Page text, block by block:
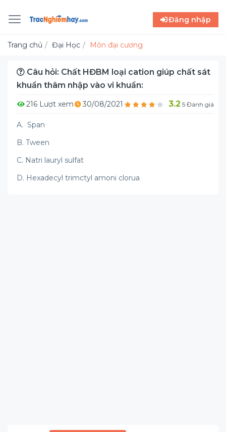
Đăng nhập
Trang chủ Đại Học Môn đại cương
Câu hỏi: Chất HĐBM loại cation giúp chất sát
khuẩn thâm nhập vào vi khuẩn:
216 Lượt xem 30/08/2021 3.2 5 Đánh giá
A. Span
B. Tween
C. Natri lauryl sulfat
D. Hexadecyl trimctyl amoni clorua